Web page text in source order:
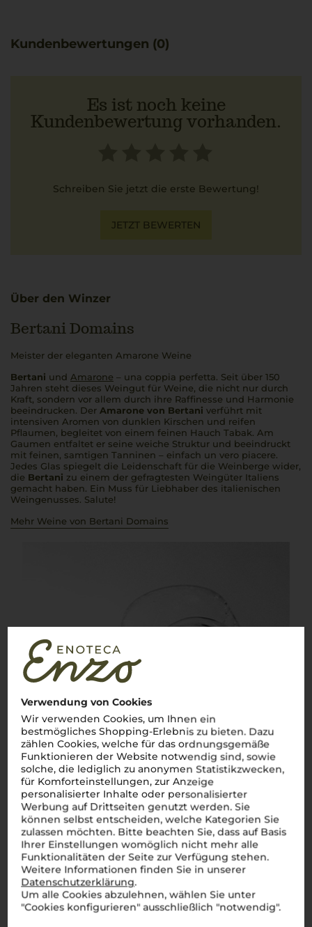
Verwendung von Cookies
Wir verwenden Cookies, um Ihnen ein
bestmögliches Shopping-Erlebnis zu bieten. Dazu
zählen Cookies, welche für das ordnungsgemäße
Funktionieren der Website notwendig sind, sowie
solche, die lediglich zu anonymen Statistikzwecken,
für Komforteinstellungen, zur Anzeige
personalisierter Inhalte oder personalisierter
Werbung auf Drittseiten genutzt werden. Sie
können selbst entscheiden, welche Kategorien Sie
zulassen möchten. Bitte beachten Sie, dass auf Basis
Ihrer Einstellungen womöglich nicht mehr alle
Funktionalitäten der Seite zur Verfügung stehen.
Weitere Informationen finden Sie in unserer
Datenschutzerklärung.
Um alle Cookies abzulehnen, wählen Sie unter
"Cookies konfigurieren" ausschließlich "notwendig".
Kundenbewertungen (0)
Es ist noch keine
Kundenbewertung vorhanden.
Schreiben Sie jetzt die erste Bewertung!
JETZT BEWERTEN
Über den Winzer
Bertani Domains
Meister der eleganten Amarone Weine
Bertani und Amarone – una coppia perfetta. Seit über 150
Jahren steht dieses Weingut für Weine, die nicht nur durch
Kraft, sondern vor allem durch ihre Raffinesse und Harmonie
beeindrucken. Der Amarone von Bertani verführt mit
intensiven Aromen von dunklen Kirschen und reifen
Pflaumen, begleitet von einem feinen Hauch Tabak. Am
Gaumen entfaltet er seine weiche Struktur und beeindruckt
mit feinen, samtigen Tanninen – einfach un vero piacere.
Jedes Glas spiegelt die Leidenschaft für die Weinberge wider,
die Bertani zu einem der gefragtesten Weingüter Italiens
gemacht haben. Ein Muss für Liebhaber des italienischen
Weingenusses. Salute!
Mehr Weine von Bertani Domains